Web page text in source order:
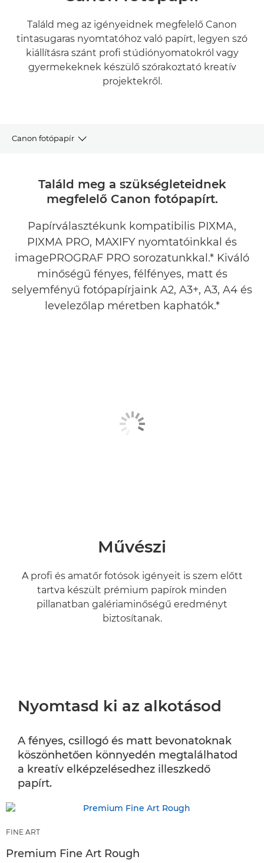
Találd meg az igényeidnek megfelelő Canon
tintasugaras nyomtatóhoz való papírt, legyen szó
kiállításra szánt profi stúdiónyomatokról vagy
gyermekeknek készülő szórakoztató kreatív
projektekről.
Canon fotópapír
GALÉRIAMINŐSÉG
FÉNYKÉPEK OTTHON
KREATÍV PROJEKTEK
TINTA
Találd meg a szükségleteidnek
megfelelő Canon fotópapírt.
Papírválasztékunk kompatibilis PIXMA,
PIXMA PRO, MAXIFY nyomtatóinkkal és
imagePROGRAF PRO sorozatunkkal.* Kiváló
minőségű fényes, félfényes, matt és
selyemfényű fotópapírjaink A2, A3+, A3, A4 és
levelezőlap méretben kaphatók.*
Művészi
A profi és amatőr fotósok igényeit is szem előtt
tartva készült prémium papírok minden
pillanatban galériaminőségű eredményt
biztosítanak.
Nyomtasd ki az alkotásod
A fényes, csillogó és matt bevonatoknak
köszönhetően könnyedén megtalálhatod
a kreatív elképzelésedhez illeszkedő
papírt.
FINE ART
Premium Fine Art Rough